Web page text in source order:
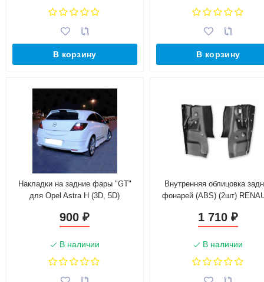
В корзину В корзину
Накладки на задние фары "GT"
для Opel Astra H (3D, 5D)
900₽
В наличии
Внутренняя облицовка
фонарей (ABS) (2шт)
1 710₽
В наличии